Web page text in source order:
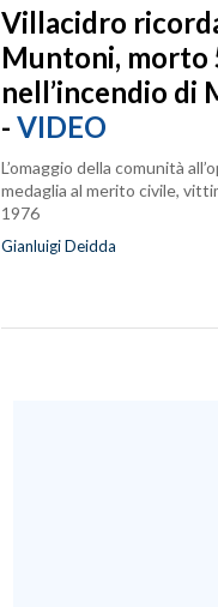
Villacidro
Muntoni, morto
nell’incendio di
- VIDEO
L’omaggio della comunità
medaglia al merito civile,
1976
Gianluigi Deidda